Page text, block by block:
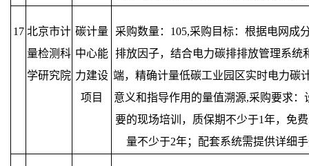
17 北京市计
量检测科
学研究院
碳计量
中心能
力建设
项目
采购数量：105,采购目标：根据电网成
排放因子，结合电力碳排排放管理系统
端，精确计量低碳工业园区实时电力碳
意义和指导作用的量值溯源,采购要求
要的现场培训，质保期不少于1年，免
量不少于2年；配套系统需提供详细